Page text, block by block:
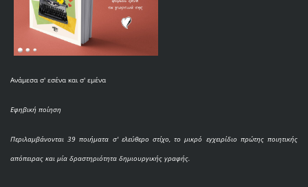
Ανάμεσα σ' εσένα και σ' εμένα
Εφηβική ποίηση
Περιλαμβάνονται 39 ποιήματα σ' ελεύθερο στίχο, το μικρό εγχειρίδιο πρώτης ποιητικής
απόπειρας και μία δραστηριότητα δημιουργικής γραφής.